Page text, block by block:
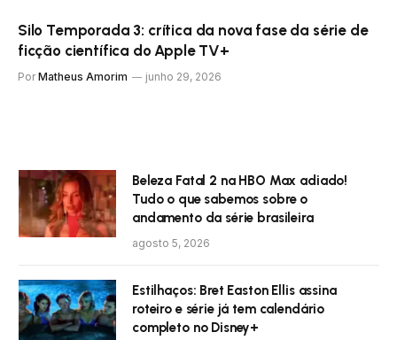
Silo Temporada 3: crítica da nova fase da série de
ficção científica do Apple TV+
Por Matheus Amorim junho 29, 2026
Beleza Fatal 2 na HBO Max adiado!
Tudo o que sabemos sobre o
andamento da série brasileira
agosto 5, 2026
Estilhaços: Bret Easton Ellis assina
roteiro e série já tem calendário
completo no Disney+